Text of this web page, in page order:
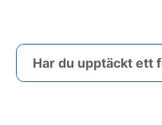
Har du upptäckt ett